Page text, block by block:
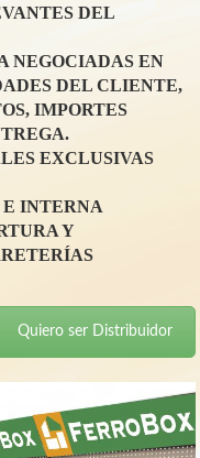
DEL
NEGOCIADAS EN
DEL CLIENTE,
IMPORTES
EXCLUSIVAS
INTERNA
Y
Quiero ser Distribuidor